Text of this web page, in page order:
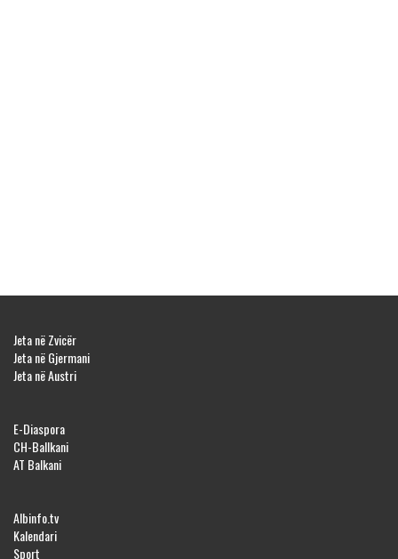
Jeta në Zvicër
Jeta në Gjermani
Jeta në Austri
E-Diaspora
CH-Ballkani
AT Balkani
Albinfo.tv
Kalendari
Sport